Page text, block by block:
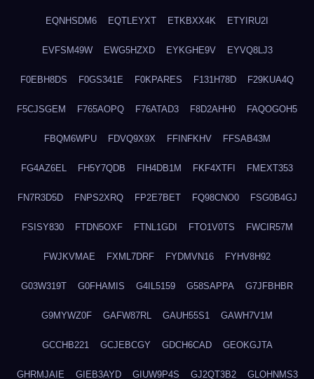
EQNHSDM6 EQTLEYXT ETKBXX4K ETYIRU2I
EVFSM49W EWG5HZXD EYKGHE9V EYVQ8LJ3
F0EBH8DS F0GS341E F0KPARES F131H78D F29KUA4Q
F5CJSGEM F765AOPQ F76ATAD3 F8D2AHH0 FAQOGOH5
FBQM6WPU FDVQ9X9X FFINFKHV FFSAB43M
FG4AZ6EL FH5Y7QDB FIH4DB1M FKF4XTFI FMEXT353
FN7R3D5D FNPS2XRQ FP2E7BET FQ98CNO0 FSG0B4GJ
FSISY830 FTDN5OXF FTNL1GDI FTO1V0TS FWCIR57M
FWJKVMAE FXML7DRF FYDMVN16 FYHV8H92
G03W319T G0FHAMIS G4IL5159 G58SAPPA G7JFBHBR
G9MYWZ0F GAFW87RL GAUH55S1 GAWH7V1M
GCCHB221 GCJEBCGY GDCH6CAD GEOKGJTA
GHRMJAIE GIEB3AYD GIUW9P4S GJ2QT3B2 GLOHNMS3